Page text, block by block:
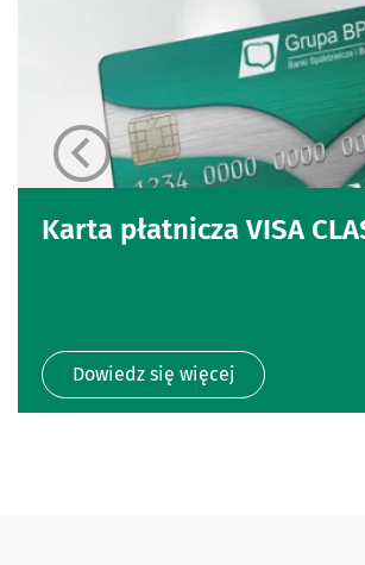
Karta płatnicza VISA
Dowiedz się więcej